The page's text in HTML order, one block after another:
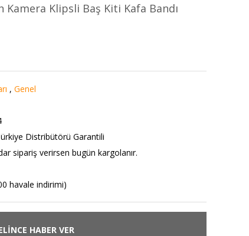
Kamera Klipsli Baş Kiti Kafa Bandı
, Genel
Distribütörü Garantili
sipariş verirsen bugün kargolanır.
havale indirimi)
HABER VER